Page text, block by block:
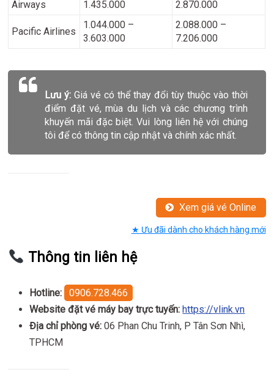
Airways 1.435.000 2.870.000
Pacific Airlines
1.044.000 –
3.603.000
2.088.000 –
7.206.000
Lưu ý: Giá vé có thể thay đổi tùy thuộc vào thời
điểm đặt vé, mùa du lịch và các chương trình
khuyến mãi đặc biệt. Vui lòng liên hệ với chúng
tôi để có thông tin cập nhật và chính xác nhất.
Xem giá vé Online
★ Ưu đãi dành cho khách hàng mới
Thông tin liên hệ
Hotline:
0906.728.466
Website đặt vé máy bay trực tuyến: https://vlink.vn
Địa chỉ phòng vé: 06 Phan Chu Trinh, P Tân Sơn Nhì,
TPHCM